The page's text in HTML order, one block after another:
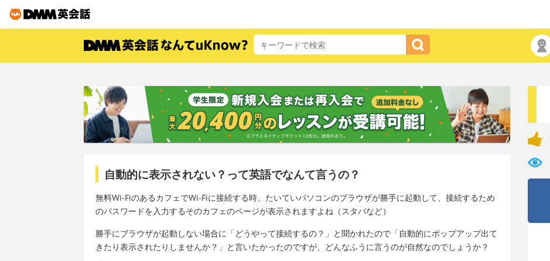
自動的に表示されない？って英語でなんて言うの？
無料Wi-FiのあるカフェでWi-Fiに接続する時、たいていパソコンのブラウザが勝手に起動して、接続するため
のパスワードを入力するそのカフェのページが表示されますよね（スタバなど）
勝手にブラウザが起動しない場合に「どうやって接続するの？」と聞かれたので「自動的にポップアップ出て
きたり表示されたりしませんか？」と言いたかったのですが、どんなふうに言うのが自然なのでしょうか？